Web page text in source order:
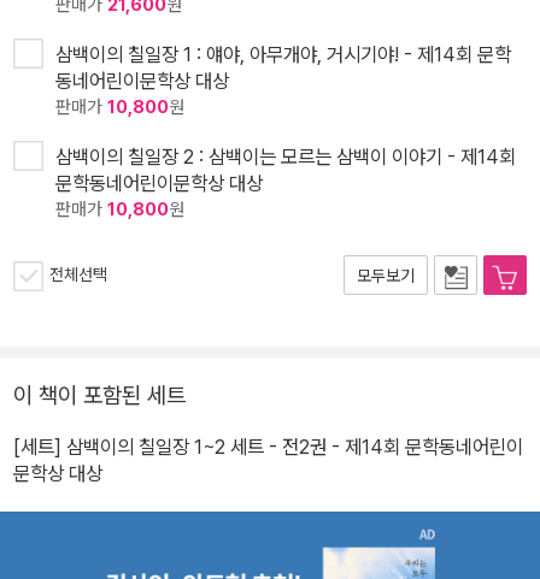
판매가 21,600원
삼백이의 칠일장 1 : 얘야, 아무개야, 거시기야! - 제14회 문학
동네어린이문학상 대상
판매가 10,800원
삼백이의 칠일장 2 : 삼백이는 모르는 삼백이 이야기 - 제14회
문학동네어린이문학상 대상
판매가 10,800원
전체선택 모두보기
이 책이 포함된 세트
[세트] 삼백이의 칠일장 1~2 세트 - 전2권 - 제14회 문학동네어린이
문학상 대상